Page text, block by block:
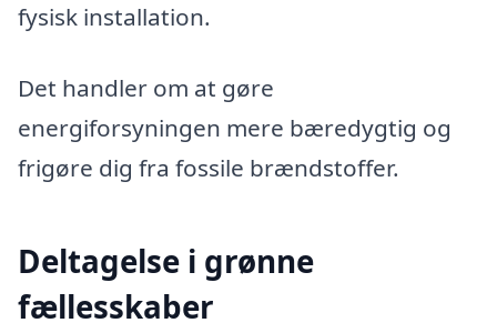
fysisk installation.
Det handler om at gøre
energiforsyningen mere bæredygtig og
frigøre dig fra fossile brændstoffer.
Deltagelse i grønne
fællesskaber